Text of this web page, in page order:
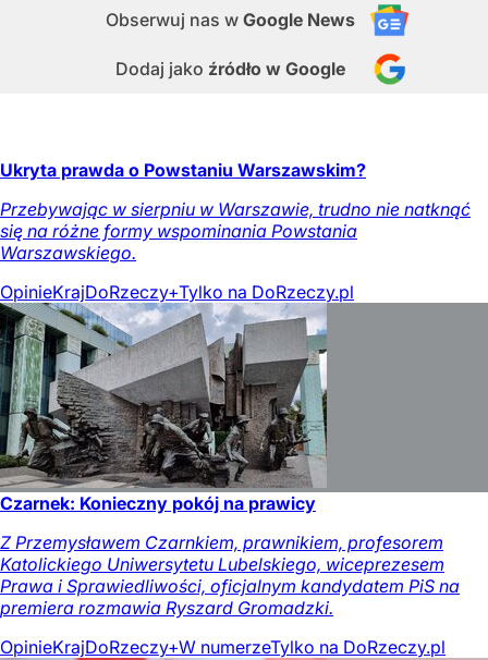
Obserwuj nas w Google News
Dodaj jako źródło w Google
Ukryta prawda o Powstaniu Warszawskim?
Przebywając w sierpniu w Warszawie, trudno nie natknąć
się na różne formy wspominania Powstania
Warszawskiego.
OpinieKrajDoRzeczy+Tylko na DoRzeczy.pl
Czarnek: Konieczny pokój na prawicy
Z Przemysławem Czarnkiem, prawnikiem, profesorem
Katolickiego Uniwersytetu Lubelskiego, wiceprezesem
Prawa i Sprawiedliwości, oficjalnym kandydatem PiS na
premiera rozmawia Ryszard Gromadzki.
OpinieKrajDoRzeczy+W numerzeTylko na DoRzeczy.pl